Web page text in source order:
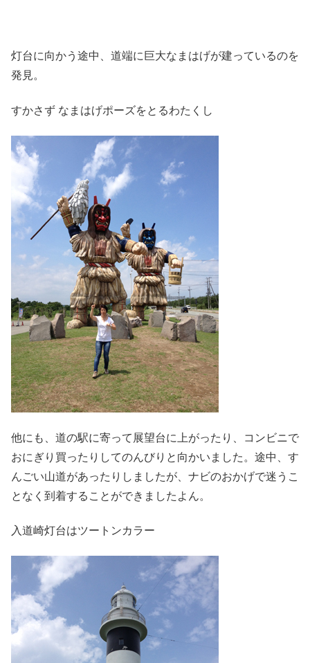
灯台に向かう途中、道端に巨大なまはげが建っているのを
発見。
すかさず なまはげポーズをとるわたくし
他にも、道の駅に寄って展望台に上がったり、コンビニで
おにぎり買ったりしてのんびりと向かいました。途中、す
んごい山道があったりしましたが、ナビのおかげで迷うこ
となく到着することができましたよん。
入道崎灯台はツートンカラー